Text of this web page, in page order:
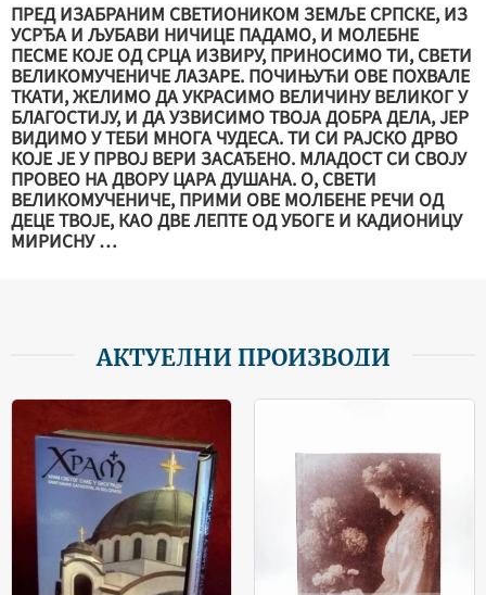
ПРЕД ИЗАБРАНИМ СВЕТИОНИКОМ ЗЕМЉЕ СРПСКЕ, ИЗ
УСРЂА И ЉУБАВИ НИЧИЦЕ ПАДАМО, И МОЛЕБНЕ
ПЕСМЕ КОЈЕ ОД СРЦА ИЗВИРУ, ПРИНОСИМО ТИ, СВЕТИ
ВЕЛИКОМУЧЕНИЧЕ ЛАЗАРЕ. ПОЧИЊУЋИ ОВЕ ПОХВАЛЕ
ТКАТИ, ЖЕЛИМО ДА УКРАСИМО ВЕЛИЧИНУ ВЕЛИКОГ У
БЛАГОСТИЈУ, И ДА УЗВИСИМО ТВОЈА ДОБРА ДЕЛА, ЈЕР
ВИДИМО У ТЕБИ МНОГА ЧУДЕСА. ТИ СИ РАЈСКО ДРВО
КОЈЕ ЈЕ У ПРВОЈ ВЕРИ ЗАСАЂЕНО. МЛАДОСТ СИ СВОЈУ
ПРОВЕО НА ДВОРУ ЦАРА ДУШАНА. О, СВЕТИ
ВЕЛИКОМУЧЕНИЧЕ, ПРИМИ ОВЕ МОЛБЕНЕ РЕЧИ ОД
ДЕЦЕ ТВОЈЕ, КАО ДВЕ ЛЕПТЕ ОД УБОГЕ И КАДИОНИЦУ
МИРИСНУ …
АКТУЕЛНИ ПРОИЗВОДИ